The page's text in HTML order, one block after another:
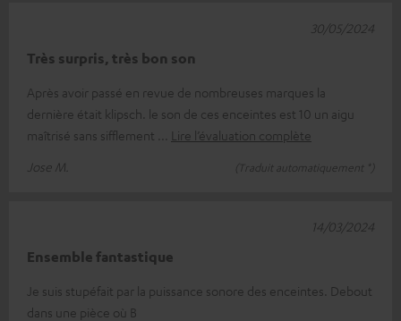
Très surpris, très bon son
Après avoir passé en revue de nombreuses marques la
dernière était klipsch. le son de ces enceintes est 10 un aigu
maîtrisé sans sifflement
Lire l’évaluation complète
Jose M.
(Traduit automatiquement *)
30/05/2024
Ensemble fantastique
Je suis stupéfait par la puissance sonore des enceintes. Debout
dans une pièce où B
14/03/2024